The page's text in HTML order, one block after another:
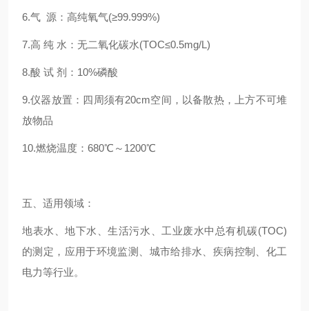
6.气 源：高纯氧气(≥99.999%)
7.高 纯 水：无二氧化碳水(TOC≤0.5mg/L)
8.酸 试 剂：10%磷酸
9.仪器放置：四周须有20cm空间，以备散热，上方不可堆
放物品
10.燃烧温度：680℃～1200℃
五、适用领域：
地表水、地下水、生活污水、工业废水中总有机碳(TOC)
的测定，应用于环境监测、城市给排水、疾病控制、化工
电力等行业。